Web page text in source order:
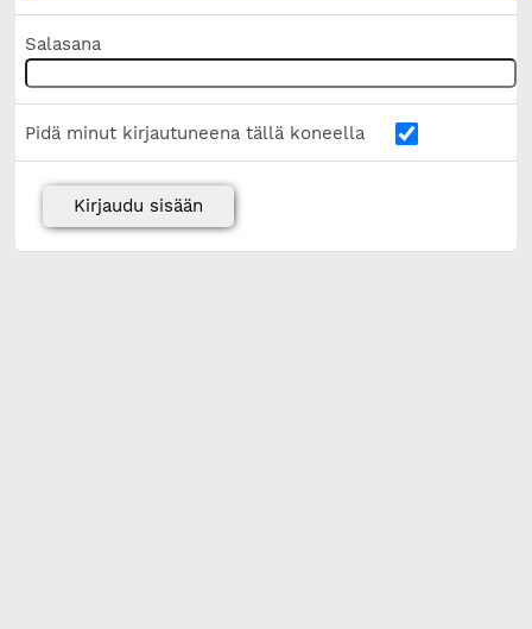
Salasana
Pidä minut kirjautuneena tällä koneella